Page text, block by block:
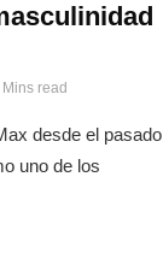
Mins read
desde el pasado
uno de los